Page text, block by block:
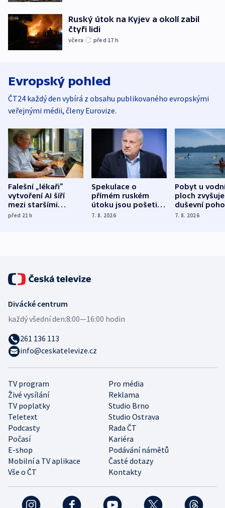
Ruský útok na Kyjev a okolí zabil
čtyři lidi
včera před 17 h
Evropský pohled
ČT24 každý den vybírá z obsahu publikovaného evropskými
veřejnými médii, členy Eurovize.
Falešní „lékaři“
vytvoření AI šíří
mezi staršími
Poláky nebezpečné
před 21h
Spekulace o
přímém ruském
útoku jsou pošetilé,
míní estonský
7. 8. 2026
Pobyt u
ploch zvyšuje
duševní
ukázala
7. 8. 2026
TV program
Pro média
Živé vysílání
Reklama
TV poplatky
Studio Brno
Teletext
Studio Ostrava
Podcasty
Rada ČT
Počasí
Kariéra
E-shop
Podávání námětů
Mobilní a TV aplikace
Časté dotazy
Vše o ČT
Kontakty
Divácké centrum
každý všední den:8:00—16:00 hodin
261 136 113
info@ceskatelevize.cz